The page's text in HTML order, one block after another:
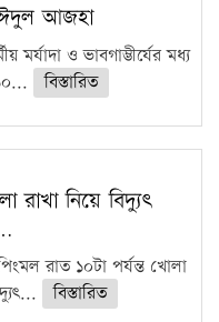
ঈদুল আজহা
ও ভাবগাম্ভীর্যের মধ্য
বিস্তারিত
নিয়ে বিদ্যুৎ
রাত ১০টা পর্যন্ত খোলা
বিস্তারিত